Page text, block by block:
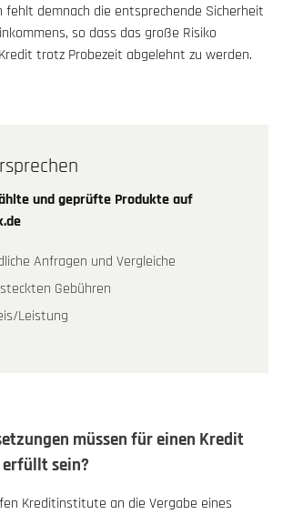
fehlt demnach die entsprechende Sicherheit
so dass das große Risiko
trotz Probezeit abgelehnt zu werden.
und geprüfte Produkte auf
Anfragen und Vergleiche
Gebühren
Leistung
müssen für einen Kredit
sein?
Kreditinstitute an die Vergabe eines